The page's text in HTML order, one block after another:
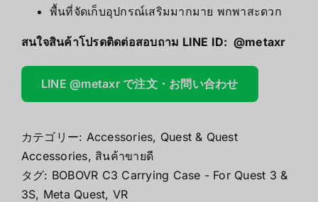
พื้นที่จัดเก็บอุปกรณ์เสริมมากมาย พกพาสะดวก
สนใจสินค้าโปรดติดต่อสอบถาม LINE ID: @metaxr
LINE @metaxr で注文・お問い合わせ
カテゴリー: Accessories, Quest & Quest
Accessories, สินค้าขายดี
タグ: BOBOVR C3 Carrying Case - For Quest 3 &
3S, Meta Quest, VR